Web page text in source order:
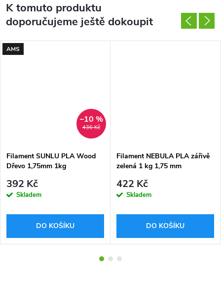
K tomuto produktu
doporučujeme ještě dokoupit
AMS
436 Kč
–10 %
Filament SUNLU PLA Wood
Dřevo 1,75mm 1kg
392 Kč
Skladem
DO KOŠÍKU
Filament NEBULA PLA zářivě
zelená 1 kg 1,75 mm
422 Kč
Skladem
DO KOŠÍKU